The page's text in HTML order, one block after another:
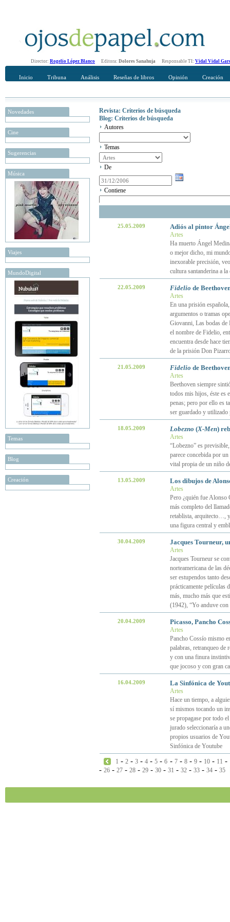
Director: Rogelio López Blanco Editora: Dolores Sanahuja Responsable TI: Vidal Vidal
Inicio Tribuna Análisis Reseñas de libros Opinión Creación
Novedades
Cine
Sugerencias
Música
Viajes
MundoDigital
Temas
Blog
Creación
Revista: Criterios de búsqueda
Blog: Criterios de búsqueda
Autores
Temas
De
Contiene
25.05.2009 Adiós al pintor
Artes
Ha muerto Ángel
o mejor dicho, mi
inexorable precisión,
cultura santanderina a
22.05.2009 Fidelio de
Artes
En una prisión
argumentos o tramas
Giovanni, Las bodas de
el nombre de Fidelio,
encuentra desde hace
de la prisión Don
21.05.2009 Fidelio de
Artes
Beethoven siempre
todos mis hijos, éste es
penas; pero por ello es
ser guardado y utilizado
18.05.2009 Lobezno (X-Men)
Artes
“Lobezno” es
parece concebida por
vital propia de un niño
13.05.2009 Los dibujos de
Artes
Pero ¿quién fue Alonso
más completo del
retablista, arquitecto…,
una figura central y
30.04.2009 Jacques Tourneur,
Artes
Jacques Tourneur se
norteamericana de las
ser estupendos tanto
prácticamente películas
más, mucho más que
(1942), “Yo anduve
20.04.2009 Picasso, Pancho
Artes
Pancho Cossío mismo
palabras, retranqueo de
y con una finura
que jocoso y con gran
16.04.2009 La Sinfónica de
Artes
Hace un tiempo, a
sí mismos tocando un
se propagase por todo
jurado seleccionaría a
propios usuarios de
Sinfónica de Youtube
1 -2 -3 -4 -5 -6 - 7- 8- 9- 10- 11 -
- 26 - 27 - 28 - 29 - 30 - 31 - 32 - 33 - 34 - 35